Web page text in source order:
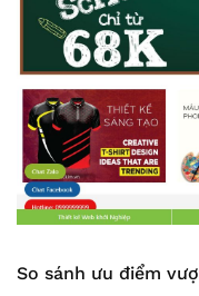
So sánh ưu điểm